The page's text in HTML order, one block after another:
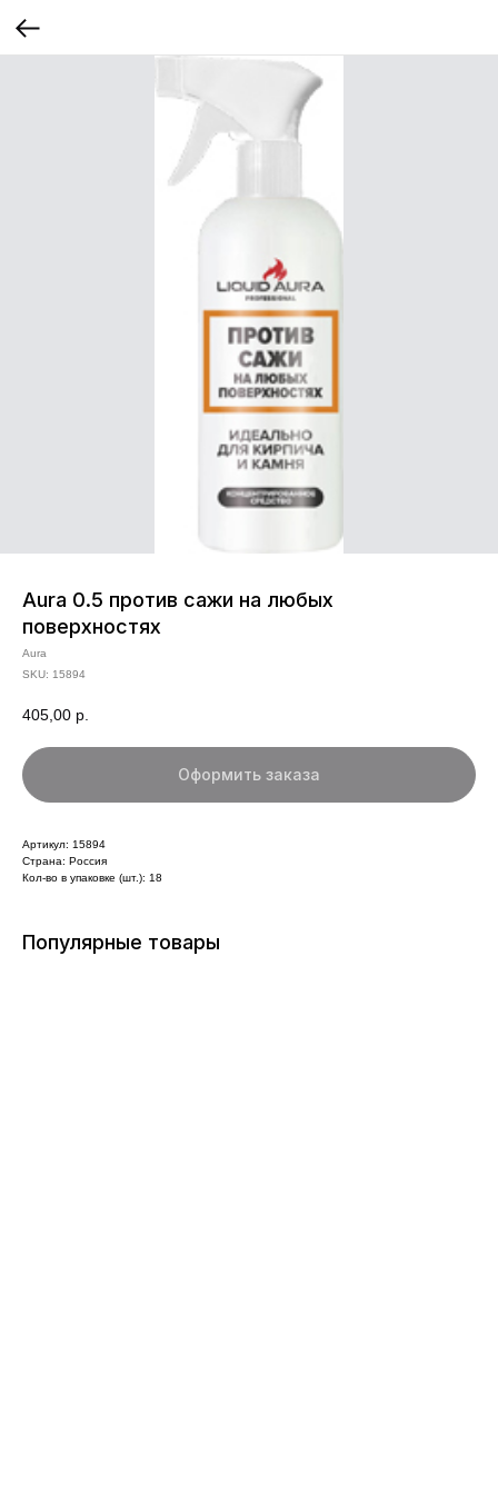
Aura 0.5 против сажи на любых
поверхностях
Aura
SKU: 15894
405,00 р.
Оформить заказа
Артикул: 15894
Страна: Россия
Кол-во в упаковке (шт.): 18
Популярные товары